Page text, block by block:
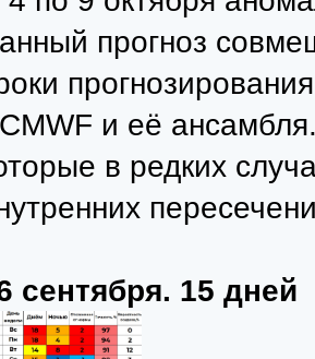
прогноз
и её
в редких
сентября. 15 дней